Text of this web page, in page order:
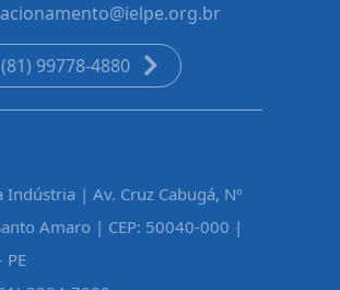
(81) 99778-4880
Indústria | Av. Cruz Cabugá, Nº
Amaro | CEP: 50040-000 |
PE